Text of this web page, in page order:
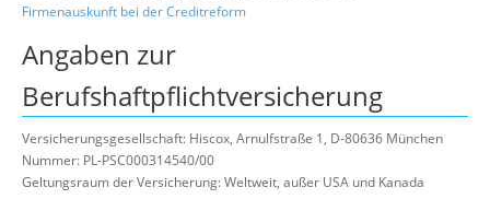
Firmenauskunft bei der Creditreform
Angaben zur
Berufshaftpflichtversicherung
Versicherungsgesellschaft: Hiscox, Arnulfstraße 1, D-80636 München
Nummer: PL-PSC000314540/00
Geltungsraum der Versicherung: Weltweit, außer USA und Kanada